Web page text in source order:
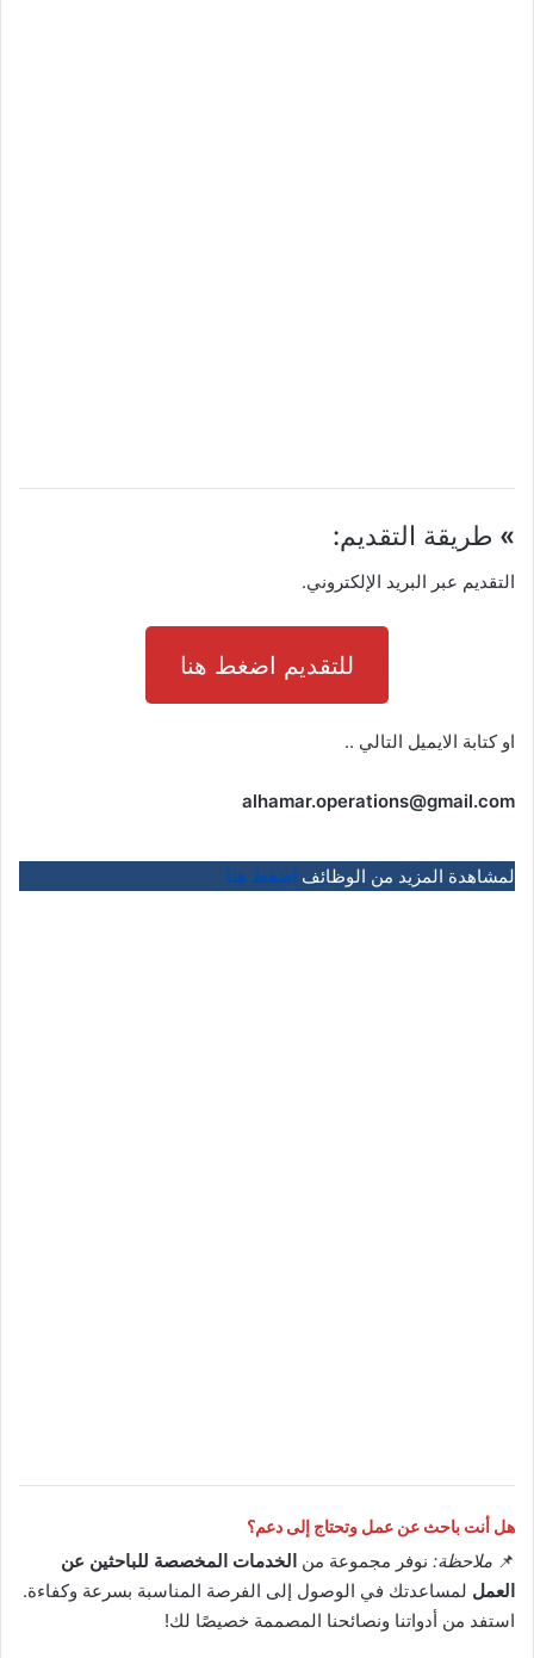
» طريقة التقديم:
التقديم عبر البريد الإلكتروني.
للتقديم اضغط هنا
او كتابة الايميل التالي ..
alhamar.operations@gmail.com
لمشاهدة المزيد من الوظائف اضغط هنا
هل أنت باحث عن عمل وتحتاج إلى دعم؟
📌 ملاحظة: نوفر مجموعة من الخدمات المخصصة للباحثين عن
العمل لمساعدتك في الوصول إلى الفرصة المناسبة بسرعة وكفاءة.
استفد من أدواتنا ونصائحنا المصممة خصيصًا لك!